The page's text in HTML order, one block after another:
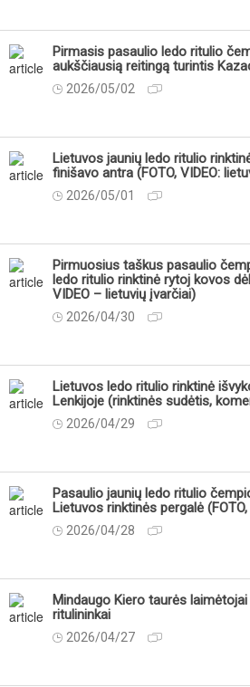
Pirmasis pasaulio ledo ritulio
aukščiausią reitingą turintis
2026/05/02
Lietuvos jaunių ledo ritulio
finišavo antra (FOTO, VIDEO:
2026/05/01
Pirmuosius taškus pasaulio
ledo ritulio rinktinė rytoj kovos
VIDEO – lietuvių įvarčiai)
2026/04/30
Lietuvos ledo ritulio rinktinė
Lenkijoje (rinktinės sudėtis,
2026/04/29
Pasaulio jaunių ledo ritulio
Lietuvos rinktinės pergalė
2026/04/28
Mindaugo Kiero taurės
ritulininkai
2026/04/27